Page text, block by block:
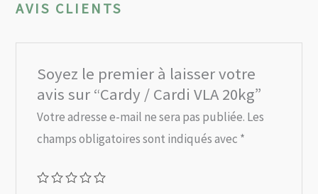
AVIS CLIENTS
Soyez le premier à laisser votre
avis sur “Cardy / Cardi VLA 20kg”
Votre adresse e-mail ne sera pas publiée. Les
champs obligatoires sont indiqués avec *